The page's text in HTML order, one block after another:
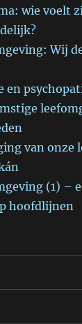
wie voelt
Wij
en
van onze
(1) –
hoofdlijnen